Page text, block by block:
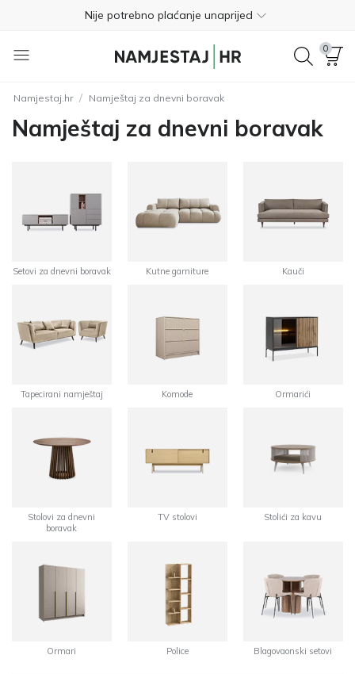
Besplatan povrat unutar 365 dana
Besplatna dostava
Nije potrebno plaćanje unaprijed
01 8000 383
4.8
0
Namjestaj.hr / Namještaj za dnevni boravak
Namještaj za dnevni boravak
Setovi za dnevni boravak Kutne garniture Kauči
Tapecirani namještaj Komode Ormarići
Stolovi za dnevni
boravak
TV stolovi Stolići za kavu
Ormari Police Blagovaonski setovi